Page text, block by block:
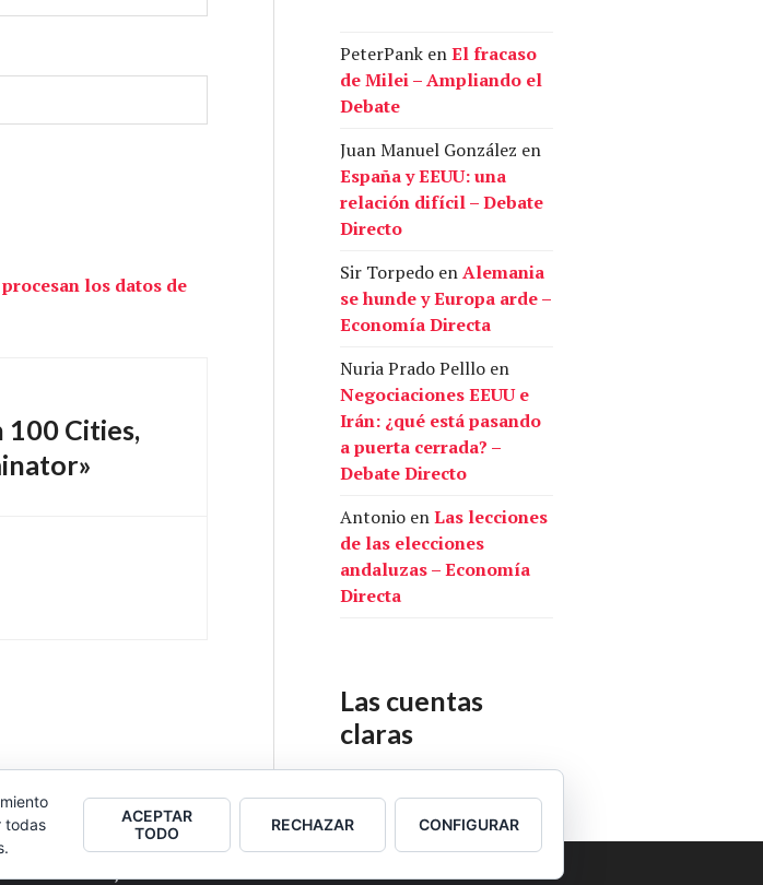
los datos de
100 Cities,
PeterPank enEl fracaso
de Milei – Ampliando el
Debate
Juan Manuel González en
España y EEUU: una
relación difícil – Debate
Directo
Sir Torpedo enAlemania
se hunde y Europa arde –
Economía Directa
Nuria Prado Pelllo en
Negociaciones EEUU e
Irán: ¿qué está pasando
a puerta cerrada? –
Debate Directo
Antonio enLas lecciones
de las elecciones
andaluzas – Economía
Directa
Las cuentas
claras
Nuestras cuentas
Burbuja
todas
ACEPTAR
TODO
RECHAZAR CONFIGURAR